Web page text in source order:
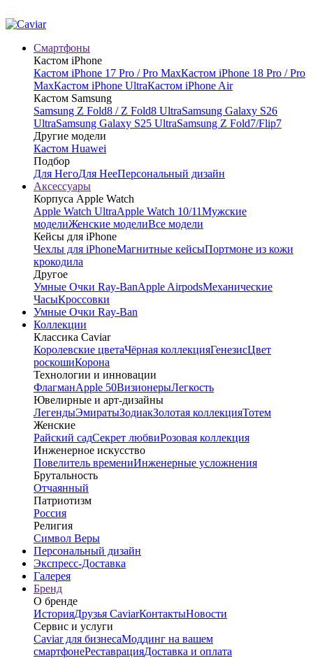
Смартфоны
Кастом iPhone
Кастом iPhone 17 Pro / Pro MaxКастом iPhone 18 Pro / Pro
MaxКастом iPhone UltraКастом iPhone Air
Кастом Samsung
Samsung Z Fold8 / Z Fold8 UltraSamsung Galaxy S26
UltraSamsung Galaxy S25 UltraSamsung Z Fold7/Flip7
Другие модели
Кастом Huawei
Подбор
Для НегоДля НееПерсональный дизайн
Аксессуары
Корпуса Apple Watch
Apple Watch UltraApple Watch 10/11Мужские
моделиЖенские моделиВсе модели
Кейсы для iPhone
Чехлы для iPhoneМагнитные кейсыПортмоне из кожи
крокодила
Другое
Умные Очки Ray-BanApple AirpodsМеханические
ЧасыКроссовки
Умные Очки Ray-Ban
Коллекции
Классика Caviar
Королевские цветаЧёрная коллекцияГенезисЦвет
роскошиКорона
Технологии и инновации
ФлагманApple 50ВизионерыЛегкость
Ювелирные и арт-дизайны
ЛегендыЭмиратыЗодиакЗолотая коллекцияТотем
Женские
Райский садСекрет любвиРозовая коллекция
Инженерное искусство
Повелитель времениИнженерные усложнения
Брутальность
Отчаянный
Патриотизм
Россия
Религия
Символ Веры
Персональный дизайн
Экспресс-Доставка
Галерея
Бренд
О бренде
ИсторияДрузья CaviarКонтактыНовости
Сервис и услуги
Caviar для бизнесаМоддинг на вашем
смартфонеРеставрацияДоставка и оплата